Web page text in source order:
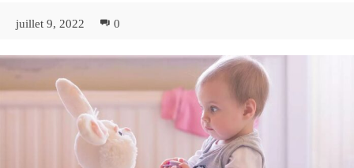
juillet 9, 2022 0